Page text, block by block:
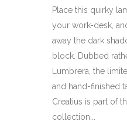
Place this quirky
your work-desk,
away the dark
block. Dubbed
Lumbrera, the
and hand-finished
Creatius is part of
collection...